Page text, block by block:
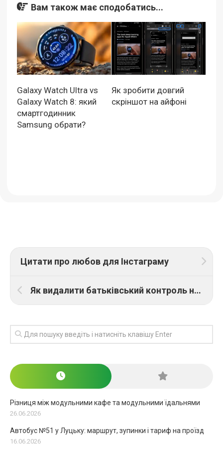
Вам також має сподобатись...
Galaxy Watch Ultra vs
Galaxy Watch 8: який
смартгодинник
Samsung обрати?
Як зробити довгий
скріншот на айфоні
Цитати про любов для Інстаграму
Як видалити батьківський контроль на Android
Різниця між модульними кафе та модульними їдальнями
26.06.2026
Автобус №51 у Луцьку: маршрут, зупинки і тариф на проїзд
16.06.2026